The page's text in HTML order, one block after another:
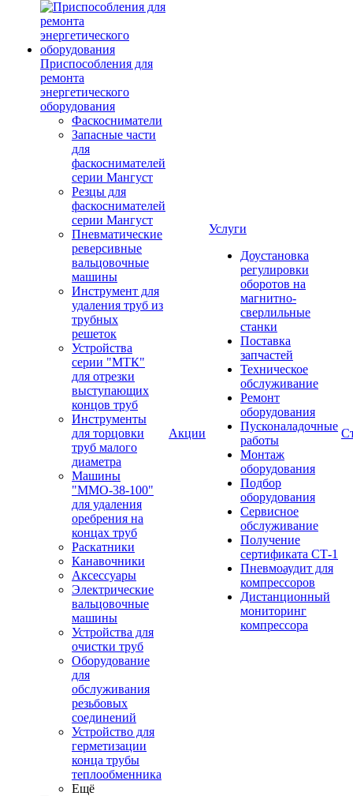
Приспособления для
ремонта
энергетического
оборудования
Фаскосниматели
Запасные части
для
фаскоснимателей
серии Мангуст
Резцы для
фаскоснимателей
серии Мангуст
Пневматические
реверсивные
вальцовочные
машины
Инструмент для
удаления труб из
трубных
решеток
Устройства
серии "МТК"
для отрезки
выступающих
концов труб
Инструменты
для торцовки
труб малого
диаметра
Машины
"ММО-38-100"
для удаления
оребрения на
концах труб
Раскатники
Канавочники
Аксессуары
Электрические
вальцовочные
машины
Устройства для
очистки труб
Оборудование
для
обслуживания
резьбовых
соединений
Устройство для
герметизации
конца трубы
теплообменника
Ещё
Акции
Услуги
Доустановка
регулировки
оборотов на
магнитно-
сверлильные
станки
Поставка
запчастей
Техническое
обслуживание
Ремонт
оборудования
Пусконаладочные
работы
Монтаж
оборудования
Подбор
оборудования
Сервисное
обслуживание
Получение
сертификата СТ-1
Пневмоаудит для
компрессоров
Дистанционный
мониторинг
компрессора